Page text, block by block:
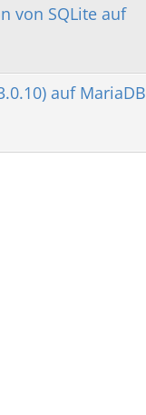
von SQLite auf
auf MariaDB